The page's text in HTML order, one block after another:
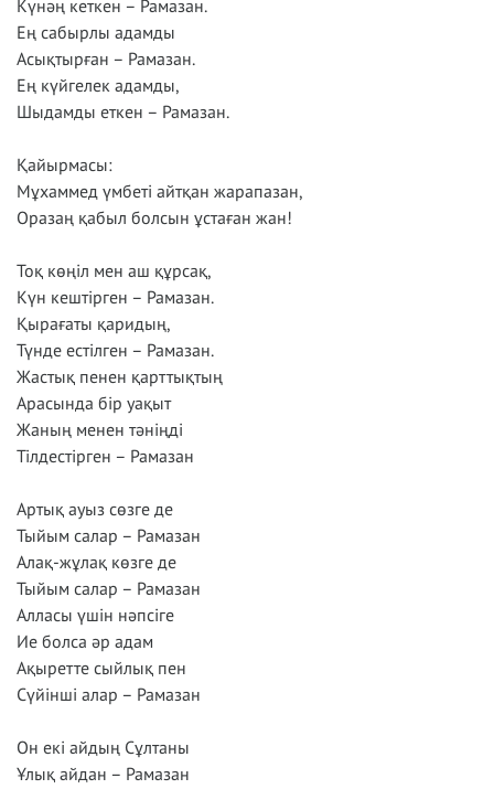
Күнәң кеткен – Рамазан.
Ең сабырлы адамды
Асықтырған – Рамазан.
Ең күйгелек адамды,
Шыдамды еткен – Рамазан.
Қайырмасы:
Мұхаммед үмбеті айтқан жарапазан,
Оразаң қабыл болсын ұстаған жан!
Тоқ көңіл мен аш құрсақ,
Күн кештірген – Рамазан.
Қырағаты қаридың,
Түнде естілген – Рамазан.
Жастық пенен қарттықтың
Арасында бір уақыт
Жаның менен тәніңді
Тілдестірген – Рамазан
Артық ауыз сөзге де
Тыйым салар – Рамазан
Алақ-жұлақ көзге де
Тыйым салар – Рамазан
Алласы үшін нәпсіге
Ие болса әр адам
Ақыретте сыйлық пен
Сүйінші алар – Рамазан
Он екі айдың Сұлтаны
Ұлық айдан – Рамазан